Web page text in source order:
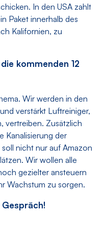
In den USA zahlt
Paket innerhalb des
Kalifornien, zu
kommenden 12
Wir werden in den
verstärkt Luftreiniger,
vertreiben. Zusätzlich
Kanalisierung der
nicht nur auf Amazon
Wir wollen alle
gezielter ansteuern
Wachstum zu sorgen.